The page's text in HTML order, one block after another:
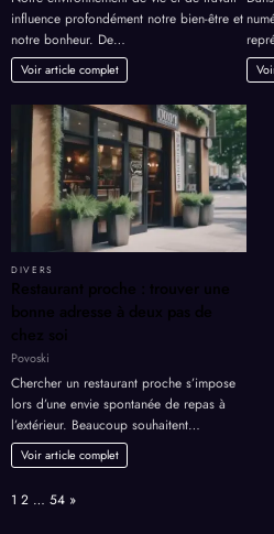
influence profondément notre bien-être et
notre bonheur. De…
Voir article complet
DIVERS
Restaurant proche : trouver une
bonne adresse à deux pas de
chez soi
Povoski
Chercher un restaurant proche s’impose
lors d’une envie spontanée de repas à
l’extérieur. Beaucoup souhaitent…
Voir article complet
Page:
1 2 … 54 Next
»